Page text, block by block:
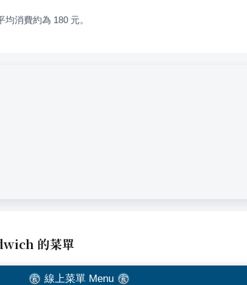
消費約為 180 元。
的菜單
線上菜單 Menu